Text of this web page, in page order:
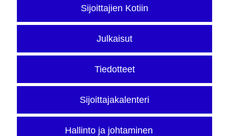
Sijoittajien Kotiin
Julkaisut
Tiedotteet
Sijoittajakalenteri
Hallinto ja johtaminen